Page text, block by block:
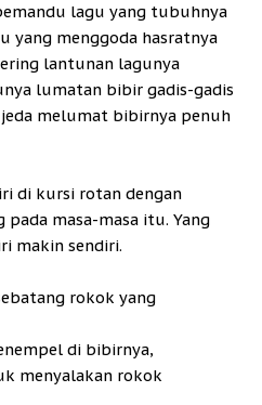
lagu yang tubuhnya
yang menggoda hasratnya
lantunan lagunya
lumatan bibir gadis-gadis
melumat bibirnya penuh
di kursi rotan dengan
pada masa-masa itu. Yang
makin sendiri.
rokok yang
di bibirnya,
menyalakan rokok